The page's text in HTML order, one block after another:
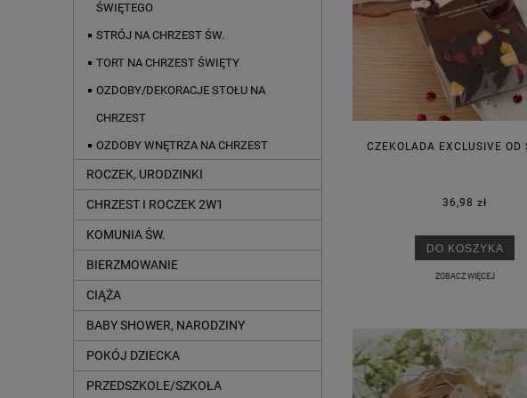
ŚWIĘTEGO
STRÓJ NA CHRZEST ŚW.
TORT NA CHRZEST ŚWIĘTY
OZDOBY/DEKORACJE STOŁU NA
CHRZEST
OZDOBY WNĘTRZA NA CHRZEST
ROCZEK, URODZINKI
CHRZEST I ROCZEK 2W1
KOMUNIA ŚW.
BIERZMOWANIE
CIĄŻA
BABY SHOWER, NARODZINY
POKÓJ DZIECKA
PRZEDSZKOLE/SZKOŁA
CZEKOLADA EXCLUSIVE OD
36,98 zł
DO KOSZYKA
ZOBACZ WIĘCEJ